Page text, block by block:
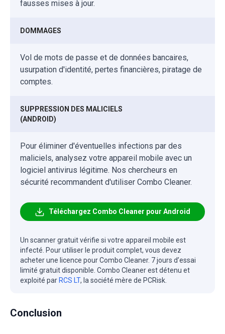
fausses mises à jour.
DOMMAGES
Vol de mots de passe et de données bancaires,
usurpation d'identité, pertes financières, piratage de
comptes.
SUPPRESSION DES MALICIELS
(ANDROID)
Pour éliminer d'éventuelles infections par des
maliciels, analysez votre appareil mobile avec un
logiciel antivirus légitime. Nos chercheurs en
sécurité recommandent d'utiliser Combo Cleaner.
Téléchargez Combo Cleaner pour Android
Un scanner gratuit vérifie si votre appareil mobile est
infecté. Pour utiliser le produit complet, vous devez
acheter une licence pour Combo Cleaner. 7 jours d’essai
limité gratuit disponible. Combo Cleaner est détenu et
exploité par RCS LT, la société mère de PCRisk.
Conclusion